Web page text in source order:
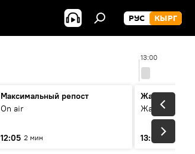
РУС КЫРГ
13:00
Максимальный репост
On air
12:05 2 мин
Жаңылыктар
13:01 3 мин